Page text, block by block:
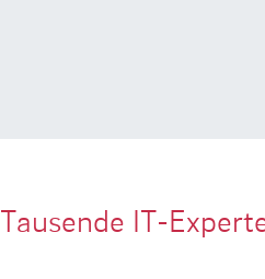
Tausende IT-